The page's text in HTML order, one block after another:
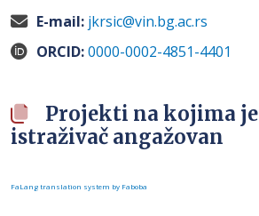
E-mail: jkrsic@vin.bg.ac.rs
ORCID:0000-0002-4851-4401
Projekti na kojima je
istraživač angažovan
FaLang translation system by Faboba